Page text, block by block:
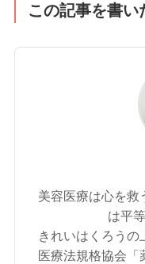
この記事を書い
美容医療は心を救
は平
きれいはくろう
医療法規格協会「